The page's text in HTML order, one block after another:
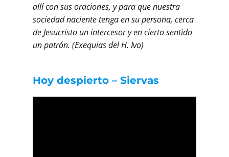
allí con sus oraciones, y para que nuestra
sociedad naciente tenga en su persona, cerca
de Jesucristo un intercesor y en cierto sentido
un patrón. (Exequias del H. Ivo)
Hoy despierto – Siervas